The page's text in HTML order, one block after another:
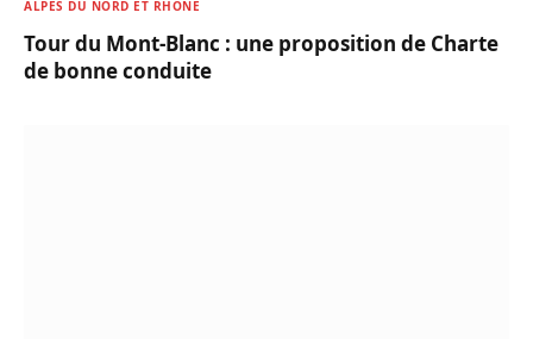
ALPES DU NORD ET RHÔNE
Tour du Mont-Blanc : une proposition de Charte
de bonne conduite